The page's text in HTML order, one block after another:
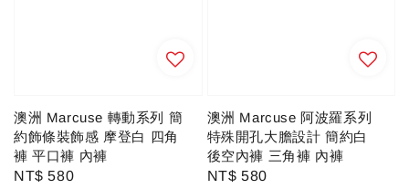
澳洲 Marcuse 轉動系列 簡
約飾條裝飾感 摩登白 四角
褲 平口褲 內褲
Regular
NT$ 580
澳洲 Marcuse 阿波羅系列
特殊開孔大膽設計 簡約白
後空內褲 三角褲 內褲
Regular
NT$ 580